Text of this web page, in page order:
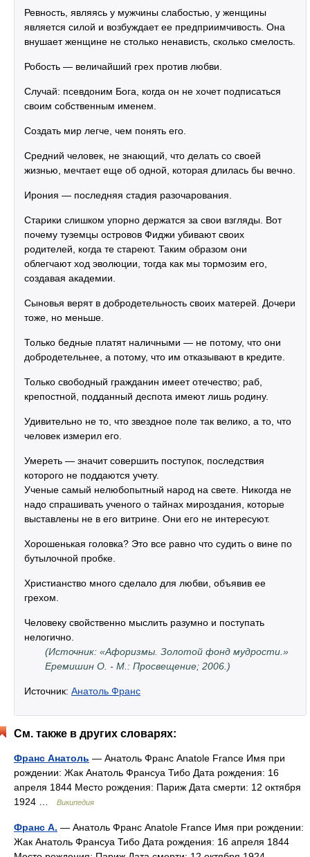
Ревность, являясь у мужчины слабостью, у женщины
является силой и возбуждает ее предприимчивость. Она
внушает женщине не столько ненависть, сколько смелость.
Робость — величайший грех против любви.
Случай: псевдоним Бога, когда он не хочет подписаться
своим собственным именем.
Создать мир легче, чем понять его.
Средний человек, не знающий, что делать со своей
жизнью, мечтает еще об одной, которая длилась бы вечно.
Ирония — последняя стадия разочарования.
Старики слишком упорно держатся за свои взгляды. Вот
почему туземцы островов Фиджи убивают своих
родителей, когда те стареют. Таким образом они
облегчают ход эволюции, тогда как мы тормозим его,
создавая академии.
Сыновья верят в добродетельность своих матерей. Дочери
тоже, но меньше.
Только бедные платят наличными — не потому, что они
добродетельнее, а потому, что им отказывают в кредите.
Только свободный гражданин имеет отечество; раб,
крепостной, подданный деспота имеют лишь родину.
Удивительно не то, что звездное поле так велико, а то, что
человек измерил его.
Умереть — значит совершить поступок, последствия
которого не поддаются учету.
Ученые самый нелюбопытный народ на свете. Никогда не
надо спрашивать ученого о тайнах мироздания, которые
выставлены не в его витрине. Они его не интересуют.
Хорошенькая головка? Это все равно что судить о вине по
бутылочной пробке.
Христианство много сделало для любви, объявив ее
грехом.
Человеку свойственно мыслить разумно и поступать
нелогично.
(Источник: «Афоризмы. Золотой фонд мудрости.»
Еремишин О. - М.: Просвещение; 2006.)
Источник: Анатоль Франс
См. также в других словарях:
Франс Анатоль — Анатоль Франс Anatole France Имя при
рождении: Жак Анатоль Франсуа Тибо Дата рождения: 16
апреля 1844 Место рождения: Париж Дата смерти: 12 октября
1924 …
Википедия
Франс А. — Анатоль Франс Anatole France Имя при рождении:
Жак Анатоль Франсуа Тибо Дата рождения: 16 апреля 1844